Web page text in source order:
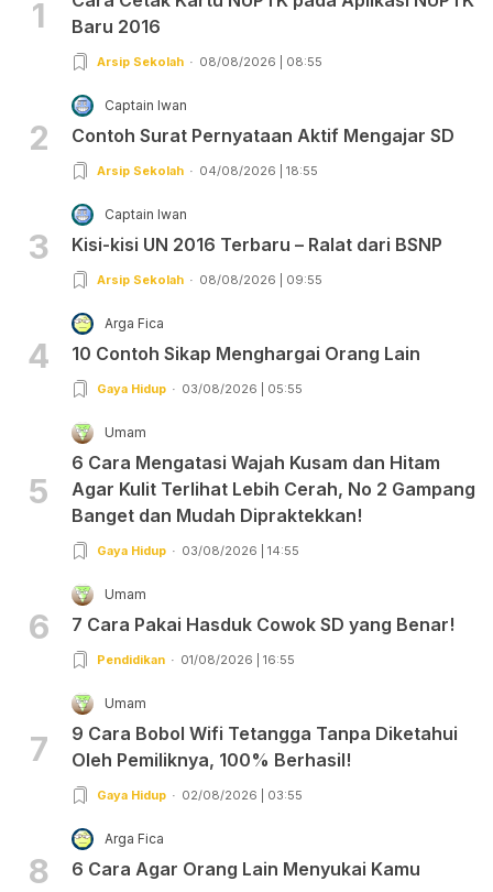
1
Baru 2016
Arsip Sekolah 08/08/2026 | 08:55
2
Captain Iwan
Contoh Surat Pernyataan Aktif Mengajar SD
Arsip Sekolah 04/08/2026 | 18:55
3
Captain Iwan
Kisi-kisi UN 2016 Terbaru – Ralat dari BSNP
Arsip Sekolah 08/08/2026 | 09:55
4
Arga Fica
10 Contoh Sikap Menghargai Orang Lain
Gaya Hidup 03/08/2026 | 05:55
5
Umam
6 Cara Mengatasi Wajah Kusam dan Hitam
Agar Kulit Terlihat Lebih Cerah, No 2 Gampang
Banget dan Mudah Dipraktekkan!
Gaya Hidup 03/08/2026 | 14:55
6
Umam
7 Cara Pakai Hasduk Cowok SD yang Benar!
Pendidikan 01/08/2026 | 16:55
7
Umam
9 Cara Bobol Wifi Tetangga Tanpa Diketahui
Oleh Pemiliknya, 100% Berhasil!
Gaya Hidup 02/08/2026 | 03:55
8
Arga Fica
6 Cara Agar Orang Lain Menyukai Kamu